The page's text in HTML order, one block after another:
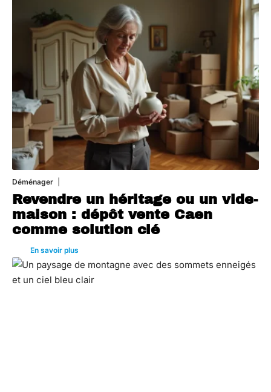
Déménager
Revendre un héritage ou un vide-
maison : dépôt vente Caen
comme solution clé
En savoir plus